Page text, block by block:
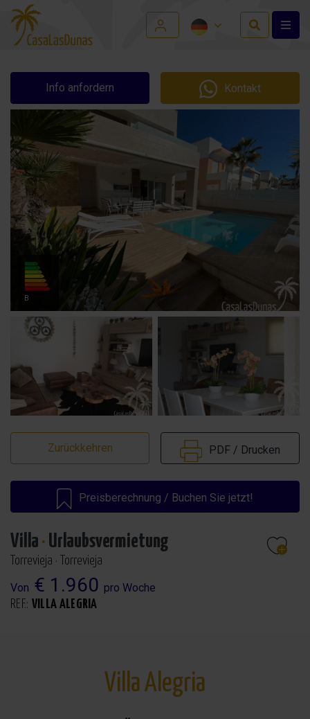
Info anfordern Kontakt
B
Zurückkehren PDF / Drucken
Preisberechnung / Buchen Sie jetzt!
Villa · Urlaubsvermietung
Torrevieja · Torrevieja
Von € 1.960 pro Woche
REF.: VILLA ALEGRIA
Villa Alegria